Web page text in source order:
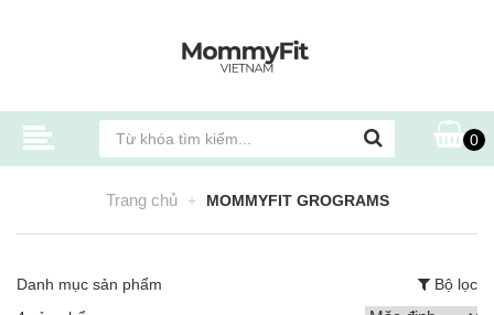
0
Trang chủ MOMMYFIT GROGRAMS
Danh mục sản phẩm
Bộ lọc